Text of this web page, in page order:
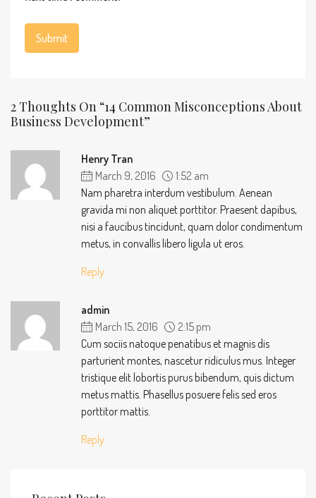
2 Thoughts On “14 Common Misconceptions About
Business Development”
Henry Tran
March 9, 2016
1:52 am
Nam pharetra interdum vestibulum. Aenean
gravida mi non aliquet porttitor. Praesent dapibus,
nisi a faucibus tincidunt, quam dolor condimentum
metus, in convallis libero ligula ut eros.
Reply
admin
March 15, 2016
2:15 pm
Cum sociis natoque penatibus et magnis dis
parturient montes, nascetur ridiculus mus. Integer
tristique elit lobortis purus bibendum, quis dictum
metus mattis. Phasellus posuere felis sed eros
porttitor mattis.
Reply